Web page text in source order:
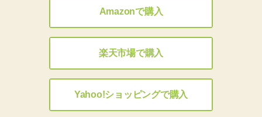
Amazonで購入
楽天市場で購入
Yahoo!ショッピングで購入